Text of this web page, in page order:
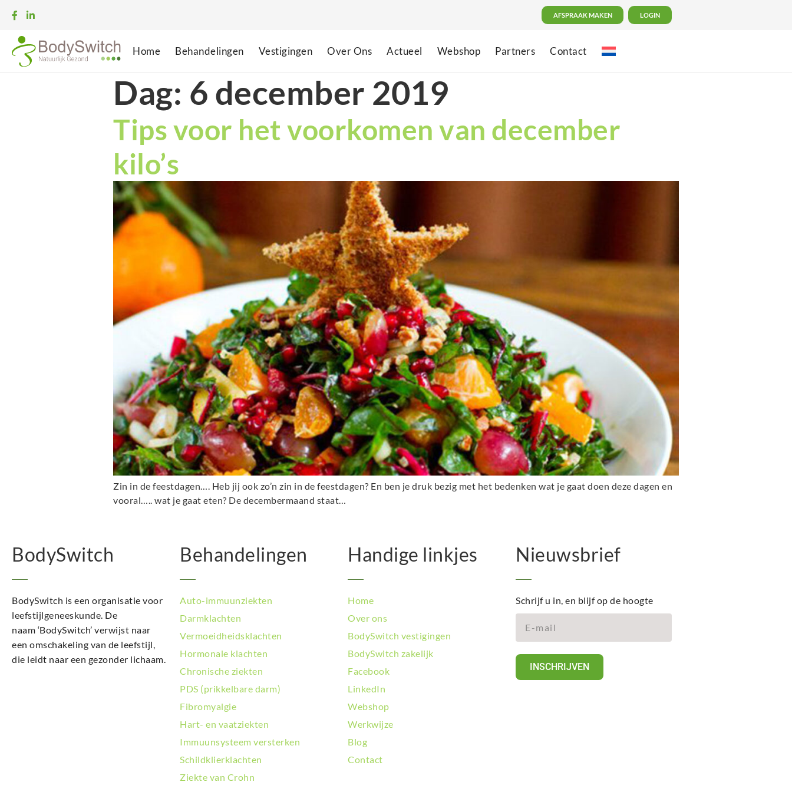
AFSPRAAK MAKEN LOGIN
Home Behandelingen Vestigingen Over Ons Actueel Webshop Partners Contact
Dag: 6 december 2019
Tips voor het voorkomen van december
kilo’s
Zin in de feestdagen…. Heb jij ook zo’n zin in de feestdagen? En ben je druk bezig met het bedenken wat je gaat doen deze dagen en
vooral….. wat je gaat eten? De decembermaand staat…
BodySwitch
BodySwitch is een organisatie voor
leefstijlgeneeskunde. De
naam ‘BodySwitch’ verwijst naar
een omschakeling van de leefstijl,
die leidt naar een gezonder lichaam.
Behandelingen
Auto-immuunziekten
Darmklachten
Vermoeidheidsklachten
Hormonale klachten
Chronische ziekten
PDS (prikkelbare darm)
Fibromyalgie
Hart- en vaatziekten
Immuunsysteem versterken
Schildklierklachten
Ziekte van Crohn
Handige linkjes
Home
Over ons
BodySwitch vestigingen
BodySwitch zakelijk
Facebook
LinkedIn
Webshop
Werkwijze
Blog
Contact
Nieuwsbrief
Schrijf u in, en blijf op de hoogte
INSCHRIJVEN